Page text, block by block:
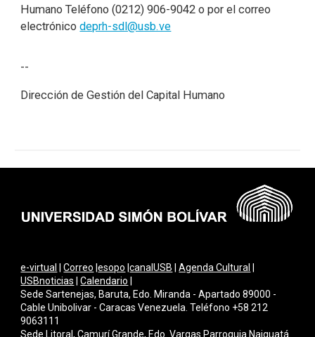
Humano Teléfono (0212) 906-9042 o por el correo
electrónicodeprh-sdl@usb.ve
--
Dirección de Gestión del Capital Humano
e-virtual |Correo |esopo |canalUSB |Agenda Cultural
USBnoticias |Calendario
Sede Sartenejas, Baruta, Edo. Miranda - Apartado 89000 -
Cable Unibolivar - Caracas Venezuela. Teléfono +58 212
9063111
Sede Litoral, Camurí Grande, Edo. Vargas Parroquia Naiguatá.